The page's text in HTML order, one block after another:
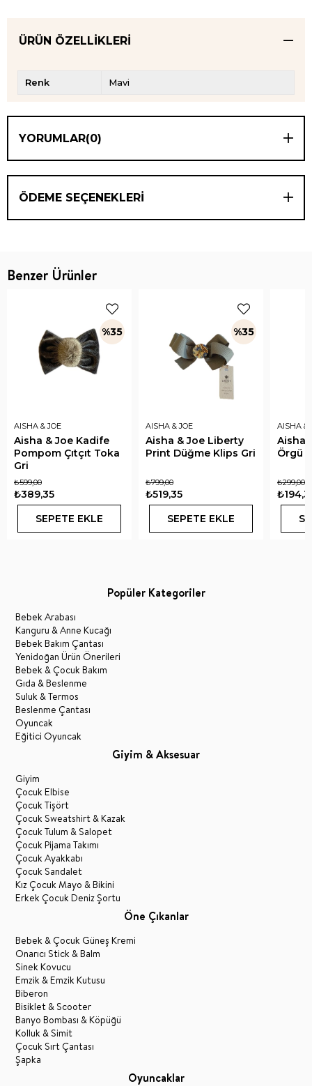
ÜRÜN ÖZELLIKLERI
Renk Mavi
YORUMLAR(0)
ÖDEME SEÇENEKLERI
Benzer Ürünler
AISHA & JOE
Aisha & Joe Kadife
Pompom Çıtçıt Toka
Gri
₺389,35
₺599,00
SEPETE EKLE
%35
AISHA & JOE
Aisha & Joe Liberty
Print Düğme Klips Gri
₺519,35
₺799,00
SEPETE EKLE
%35
AISHA &
Aisha
Örgü
₺299,00
Popüler Kategoriler
Bebek Arabası
Kanguru & Anne Kucağı
Bebek Bakım Çantası
Yenidoğan Ürün Önerileri
Bebek & Çocuk Bakım
Gıda & Beslenme
Suluk & Termos
Beslenme Çantası
Oyuncak
Eğitici Oyuncak
Giyim & Aksesuar
Giyim
Çocuk Elbise
Çocuk Tişört
Çocuk Sweatshirt & Kazak
Çocuk Tulum & Salopet
Çocuk Pijama Takımı
Çocuk Ayakkabı
Çocuk Sandalet
Kız Çocuk Mayo & Bikini
Erkek Çocuk Deniz Şortu
Öne Çıkanlar
Bebek & Çocuk Güneş Kremi
Onarıcı Stick & Balm
Sinek Kovucu
Emzik & Emzik Kutusu
Biberon
Bisiklet & Scooter
Banyo Bombası & Köpüğü
Kolluk & Simit
Çocuk Sırt Çantası
Şapka
Oyuncaklar